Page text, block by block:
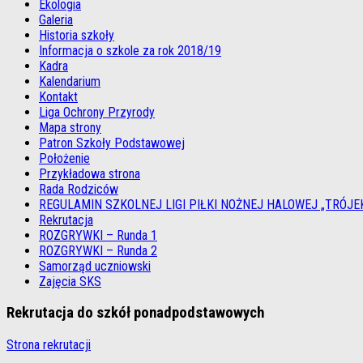
Ekologia
Galeria
Historia szkoły
Informacja o szkole za rok 2018/19
Kadra
Kalendarium
Kontakt
Liga Ochrony Przyrody
Mapa strony
Patron Szkoły Podstawowej
Położenie
Przykładowa strona
Rada Rodziców
REGULAMIN SZKOLNEJ LIGI PIŁKI NOŻNEJ HALOWEJ
Rekrutacja
ROZGRYWKI – Runda 1
ROZGRYWKI – Runda 2
Samorząd uczniowski
Zajęcia SKS
Rekrutacja do szkół ponadpodstawowych
Strona rekrutacji